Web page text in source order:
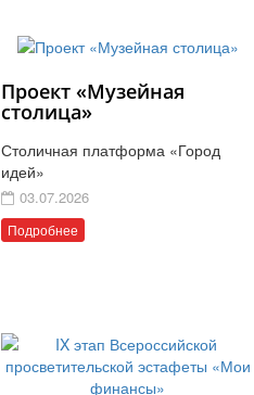
Проект «Музейная
столица»
Столичная платформа «Город
идей»
03.07.2026
Подробнее